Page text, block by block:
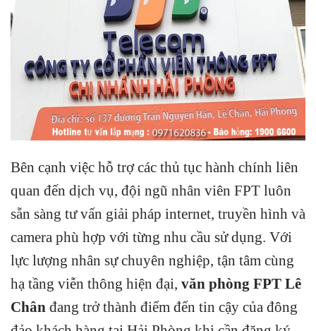
Bên cạnh việc hỗ trợ các thủ tục hành chính liên
quan đến dịch vụ, đội ngũ nhân viên FPT luôn
sẵn sàng tư vấn giải pháp internet, truyền hình và
camera phù hợp với từng nhu cầu sử dụng. Với
lực lượng nhân sự chuyên nghiệp, tận tâm cùng
hạ tầng viễn thông hiện đại, văn phòng FPT Lê
Chân đang trở thành điểm đến tin cậy của đông